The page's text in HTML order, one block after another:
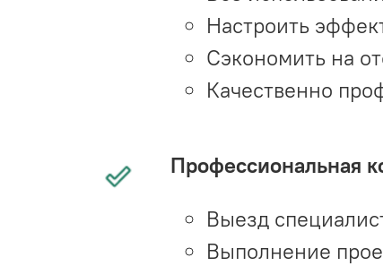
Настроить
Сэкономить на
Качественно
Профессиональная
Выезд
Выполнение